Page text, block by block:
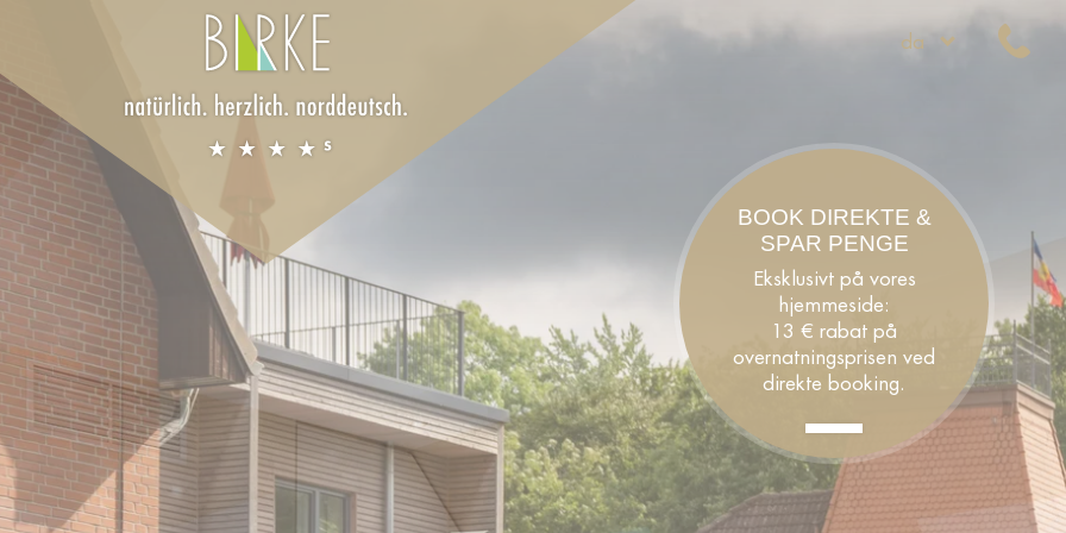
da
BOOK DIREKTE &
SPAR PENGE
Eksklusivt på vores
hjemmeside:
13 € rabat på
overnatningsprisen ved
direkte booking.